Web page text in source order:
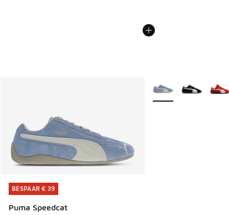
BESPAAR € 39
Puma Speedcat
BESPAAR € 39
Meer kleuren